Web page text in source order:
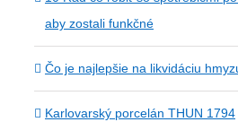
aby zostali funkčné
Čo je najlepšie na likvidáciu
Karlovarský porcelán THUN 1794